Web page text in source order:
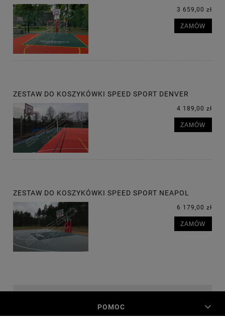
3 659,00 zł
ZAMÓW
ZESTAW DO KOSZYKÓWKI SPEED SPORT DENVER
4 189,00 zł
ZAMÓW
ZESTAW DO KOSZYKÓWKI SPEED SPORT NEAPOL
6 179,00 zł
ZAMÓW
POMOC